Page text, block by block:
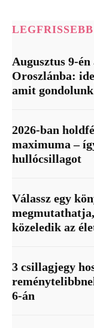
LEGFRISSEBB
Augusztus 9-
Oroszlánba:
amit gondolunk
2026-ban
maximuma –
hullócsillagot
Válassz egy
közeledik az
3 csillagjegy
6-án